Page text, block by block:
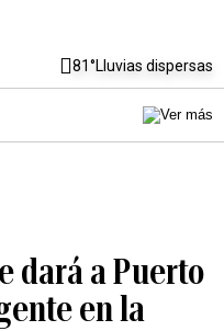
81°Lluvias dispersas
dará a Puerto
en la